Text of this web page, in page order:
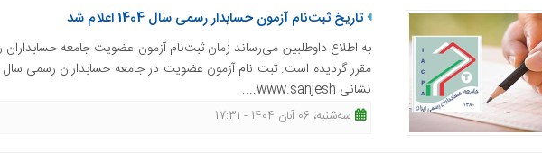
تاریخ ثبت‌نام آزمون حسابدار رسمی سال 1404 اعلام شد
نشانی www.sanjesh....
ﺳﻪشنبه، 06 آبان 1404 - 17:31